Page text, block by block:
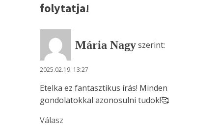
folytatja!
Mária Nagyszerint:
2025.02.19. 13:27
Etelka ez fantasztikus írás! Minden
gondolatokkal azonosulni tudok!🥰
Válasz